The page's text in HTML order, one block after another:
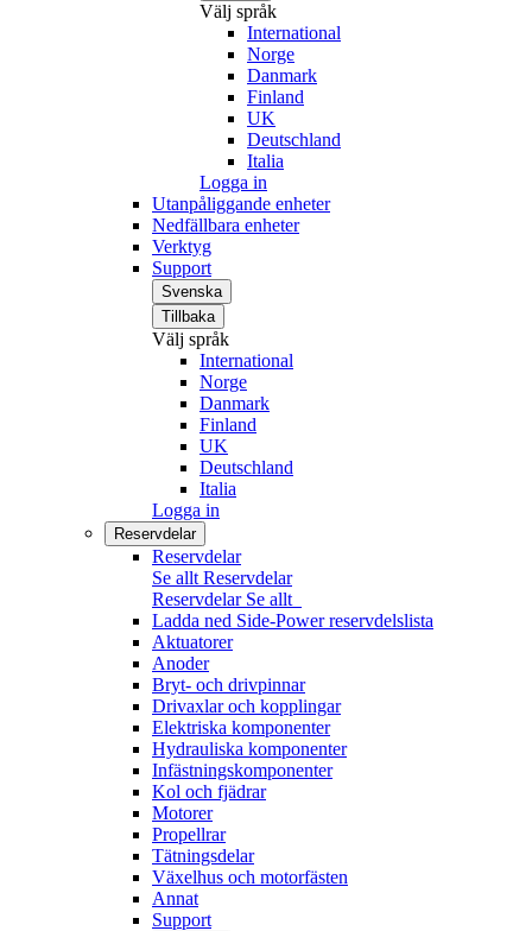
Välj språk
International
Norge
Danmark
Finland
UK
Deutschland
Italia
Logga in
Utanpåliggande enheter
Nedfällbara enheter
Verktyg
Support
Svenska
Tillbaka
Välj språk
International
Norge
Danmark
Finland
UK
Deutschland
Italia
Logga in
Reservdelar
Reservdelar
Se allt Reservdelar
Reservdelar Se allt
Ladda ned Side-Power reservdelslista
Aktuatorer
Anoder
Bryt- och drivpinnar
Drivaxlar och kopplingar
Elektriska komponenter
Hydrauliska komponenter
Infästningskomponenter
Kol och fjädrar
Motorer
Propellrar
Tätningsdelar
Växelhus och motorfästen
Annat
Support